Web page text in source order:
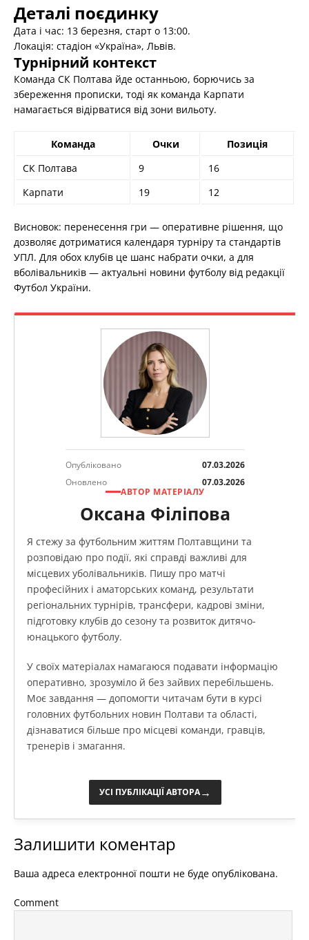
Деталі поєдинку
Дата і час: 13 березня, старт о 13:00.
Локація: стадіон «Україна», Львів.
Турнірний контекст
Команда СК Полтава йде останньою, борючись за
збереження прописки, тоді як команда Карпати
намагається відірватися від зони вильоту.
Команда Очки
Позиція
СК Полтава
9
16
Карпати
19 12
Висновок: перенесення гри — оперативне рішення, що
дозволяє дотриматися календаря турніру та стандартів
УПЛ. Для обох клубів це шанс набрати очки, а для
вболівальників — актуальні новини футболу від редакції
Футбол України.
Опубліковано
07.03.2026
Оновлено
07.03.2026
АВТОР МАТЕРІАЛУ
Оксана Філіпова
Я стежу за футбольним життям Полтавщини та
розповідаю про події, які справді важливі для
місцевих уболівальників. Пишу про матчі
професійних і аматорських команд, результати
регіональних турнірів, трансфери, кадрові зміни,
підготовку клубів до сезону та розвиток дитячо-
юнацького футболу.
У своїх матеріалах намагаюся подавати інформацію
оперативно, зрозуміло й без зайвих перебільшень.
Моє завдання — допомогти читачам бути в курсі
головних футбольних новин Полтави та області,
дізнаватися більше про місцеві команди, гравців,
тренерів і змагання.
УСІ ПУБЛІКАЦІЇ АВТОРА→
Залишити коментар
Ваша адреса електронної пошти не буде опублікована.
Comment